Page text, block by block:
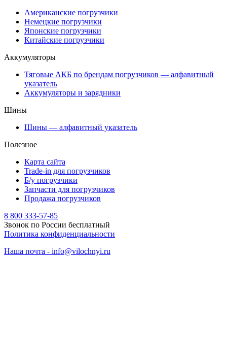
Американские погрузчики
Немецкие погрузчики
Японские погрузчики
Китайские погрузчики
Аккумуляторы
Тяговые АКБ по брендам погрузчиков — алфавитный
указатель
Аккумуляторы и зарядники
Шины
Шины — алфавитный указатель
Полезное
Карта сайта
Trade-in для погрузчиков
Б/у погрузчики
Запчасти для погрузчиков
Продажа погрузчиков
8 800 333-57-85
Звонок по России бесплатный
Политика конфиденциальности
Наша почта - info@vilochnyi.ru